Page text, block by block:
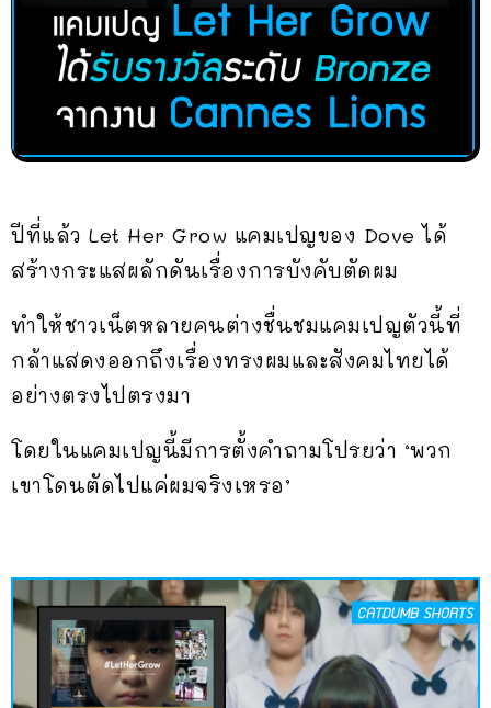
ปีที่แล้ว Let Her Grow แคมเปญของ Dove ได้
สร้างกระแสผลักดันเรื่องการบังคับตัดผม
ทำให้ชาวเน็ตหลายคนต่างชื่นชมแคมเปญตัวนี้ที่
กล้าแสดงออกถึงเรื่องทรงผมและสังคมไทยได้
อย่างตรงไปตรงมา
โดยในแคมเปญนี้มีการตั้งคำถามโปรยว่า ‘พวก
เขาโดนตัดไปแค่ผมจริงเหรอ’